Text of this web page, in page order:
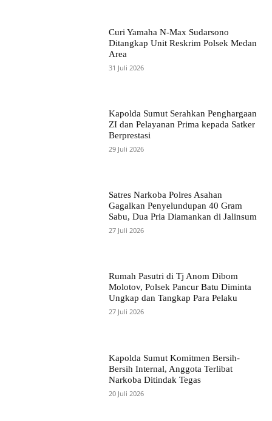
Curi Yamaha N-Max Sudarsono
Ditangkap Unit Reskrim Polsek Medan
Area
31 Juli 2026
Kapolda Sumut Serahkan Penghargaan
ZI dan Pelayanan Prima kepada Satker
Berprestasi
29 Juli 2026
Satres Narkoba Polres Asahan
Gagalkan Penyelundupan 40 Gram
Sabu, Dua Pria Diamankan di Jalinsum
27 Juli 2026
Rumah Pasutri di Tj Anom Dibom
Molotov, Polsek Pancur Batu Diminta
Ungkap dan Tangkap Para Pelaku
27 Juli 2026
Kapolda Sumut Komitmen Bersih-
Bersih Internal, Anggota Terlibat
Narkoba Ditindak Tegas
20 Juli 2026